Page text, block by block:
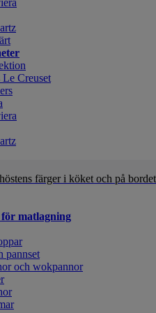
Le Creuset
färger i köket och på
matlagning
pannset
och wokpannor